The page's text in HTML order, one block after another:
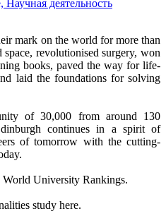
Научная деятельность
mark on the world for more than
revolutionised surgery, won
books, paved the way for life-
laid the foundations for solving
of 30,000 from around 130
continues in a spirit of
of tomorrow with the cutting-
World University Rankings.
study here.